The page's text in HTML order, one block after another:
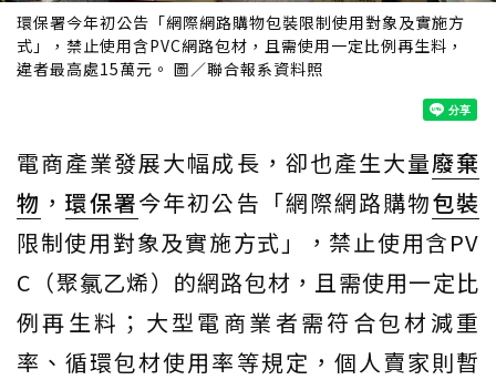
環保署今年初公告「網際網路購物包裝限制使用對象及實施方
式」，禁止使用含PVC網路包材，且需使用一定比例再生料，
違者最高處15萬元。 圖／聯合報系資料照
電商產業發展大幅成長，卻也產生大量廢棄
物 ，環保署今年初公告「網際網路購物包裝
限制使用對象及實施方式」，禁止使用含PV
C（聚氯乙烯）的網路包材，且需使用一定比
例再生料；大型電商業者需符合包材減重
率、循環包材使用率等規定，個人賣家則暫